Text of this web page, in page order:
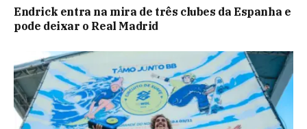
Endrick entra na mira de três clubes da Espanha e
pode deixar o Real Madrid